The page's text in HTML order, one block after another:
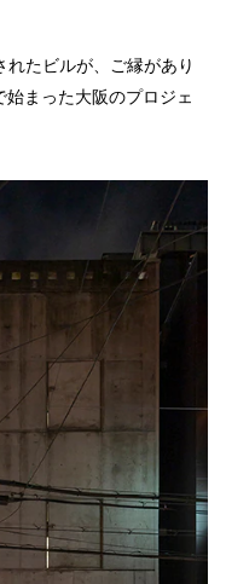
れたビルが、ご縁があり
まった大阪のプロジェ